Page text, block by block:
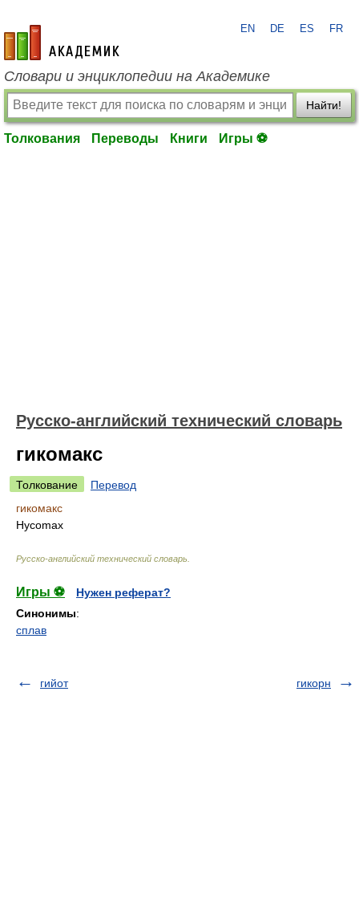
academic.ru
EN DE ES FR
Словари и энциклопедии на Академике
Найти!
Толкования Переводы Книги Игры ⚽
Русско-английский технический словарь
гикомакс
Толкование
Перевод
гикомакс
Hycomax
Русско-английский технический словарь
Игры ⚽
Нужен реферат?
Синонимы:
сплав
гийот гикорн